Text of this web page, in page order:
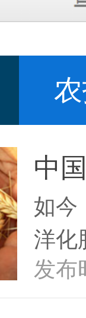
中
如今
洋化
海外
发布